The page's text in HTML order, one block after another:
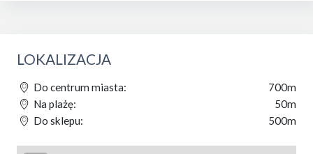
LOKALIZACJA
Do centrum miasta:
700m
Na plażę:
50m
Do sklepu:
500m